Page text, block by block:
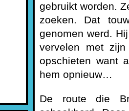
gebruikt worden.
zoeken. Dat
genomen werd.
vervelen met
opschieten want
hem opnieuw…
De route die